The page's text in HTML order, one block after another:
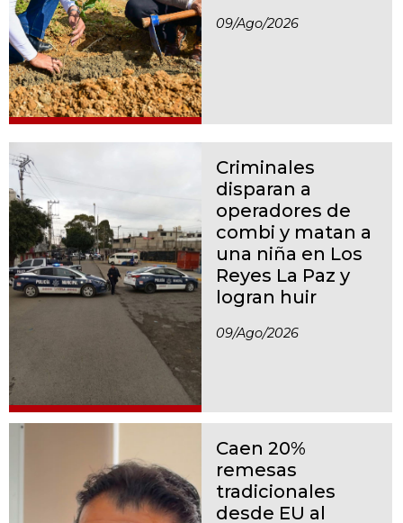
09/ago/2026
Criminales
disparan a
operadores de
combi y matan a
una niña en Los
Reyes La Paz y
logran huir
09/ago/2026
Caen 20%
remesas
tradicionales
desde EU al